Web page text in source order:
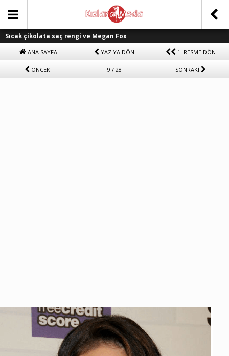
Sıcak çikolata saç rengi ve Megan Fox
ANA SAYFA YAZIYA DÖN 1. RESME DÖN
ÖNCEKİ 9 / 28 SONRAKİ